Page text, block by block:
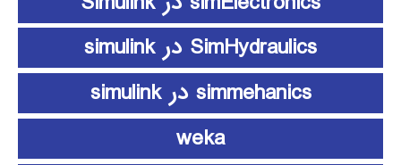
SimHydraulics در simulink
simmehanics در simulink
weka